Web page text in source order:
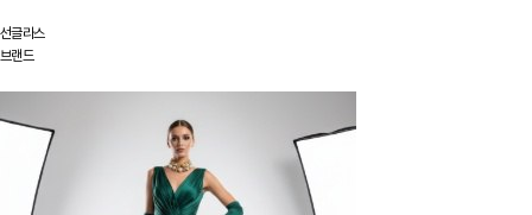
선글라스
브랜드